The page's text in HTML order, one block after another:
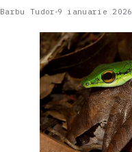
Barbu Tudor 9 ianuarie 2026